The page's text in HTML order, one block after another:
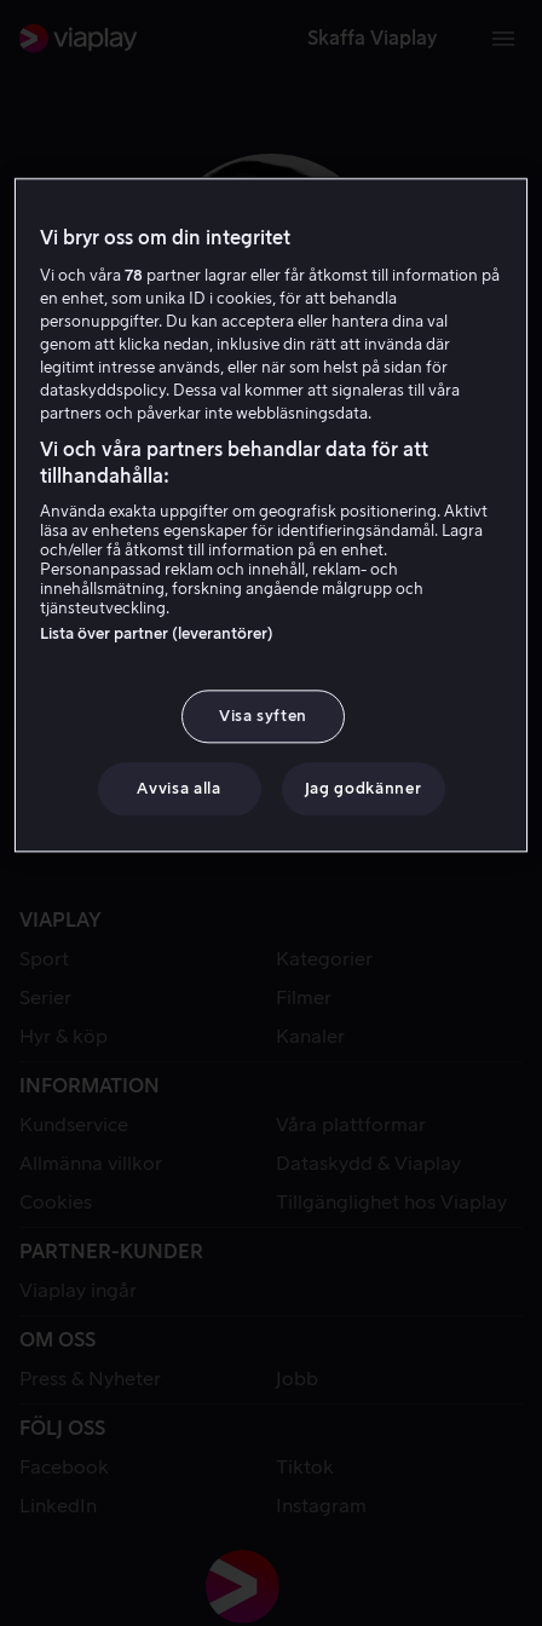
Skaffa Viaplay
Ruth Nelson
VIAPLAY
Sport
Kategorier
Serier
Filmer
Hyr & köp
Kanaler
INFORMATION
Kundservice
Våra plattformar
Allmänna villkor
Dataskydd & Viaplay
Cookies
Tillgänglighet hos Viaplay
PARTNER-KUNDER
Viaplay ingår
OM OSS
Press & Nyheter
Jobb
FÖLJ OSS
Facebook
Tiktok
LinkedIn
Instagram
Vi bryr oss om din integritet
Vi och våra78 partner lagrar eller får åtkomst till information på
en enhet, som unika ID i cookies, för att behandla
personuppgifter. Du kan acceptera eller hantera dina val
genom att klicka nedan, inklusive din rätt att invända där
legitimt intresse används, eller när som helst på sidan för
dataskyddspolicy. Dessa val kommer att signaleras till våra
partners och påverkar inte webbläsningsdata.
Vi och våra partners behandlar data för att
tillhandahålla:
Använda exakta uppgifter om geografisk positionering. Aktivt
läsa av enhetens egenskaper för identifieringsändamål. Lagra
och/eller få åtkomst till information på en enhet.
Personanpassad reklam och innehåll, reklam- och
innehållsmätning, forskning angående målgrupp och
tjänsteutveckling.
Lista över partner (leverantörer)
Visa syften
Avvisa alla Jag godkänner